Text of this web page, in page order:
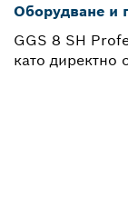
Оборудване и
GGS 8 SH
като директно